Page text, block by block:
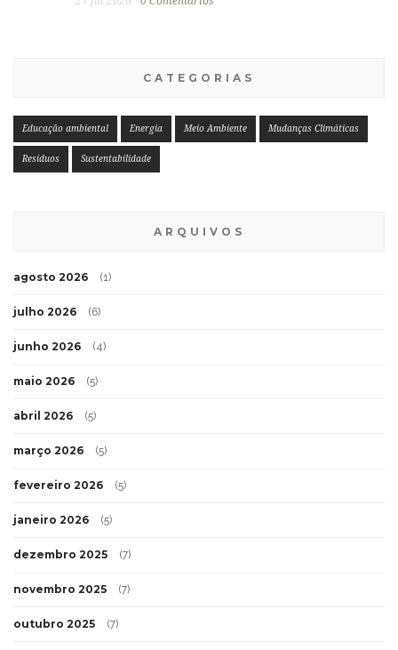
CATEGORIAS
Educação ambiental Energia Meio Ambiente Mudanças Climáticas
Resíduos Sustentabilidade
ARQUIVOS
agosto 2026 (1)
julho 2026 (6)
junho 2026 (4)
maio 2026 (5)
abril 2026 (5)
março 2026 (5)
fevereiro 2026 (5)
janeiro 2026 (5)
dezembro 2025 (7)
novembro 2025 (7)
outubro 2025 (7)